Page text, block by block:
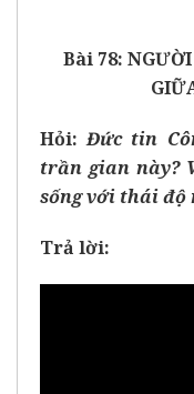
Bài 78:
Hỏi:Đức tin
trần gian này?
sống với thái độ
Trả lời: